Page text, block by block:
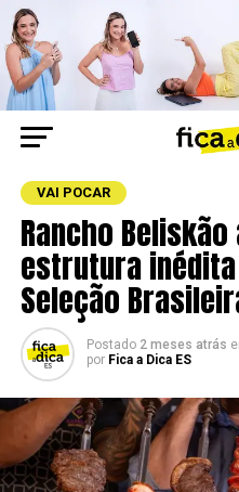
VAI POCAR
Rancho
estrutura
Seleção
Postado 2 meses atrás
por Fica a Dica ES